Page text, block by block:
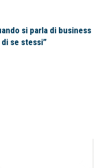
si parla di business
se stessi”